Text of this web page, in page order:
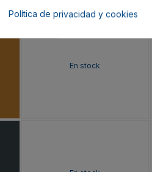
En stock
Política de privacidad y cookies